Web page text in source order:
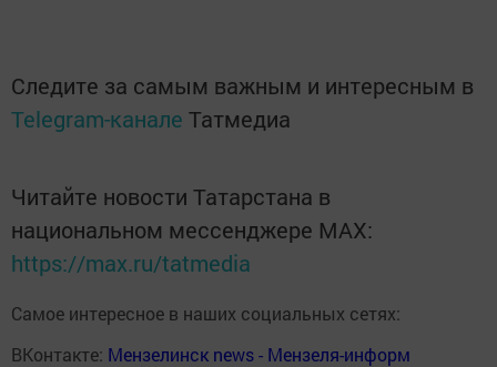
Следите за самым важным и интересным в
Telegram-канале Татмедиа
Читайте новости Татарстана в
национальном мессенджере MАХ:
https://max.ru/tatmedia
Самое интересное в наших социальных сетях:
ВКонтакте: Мензелинск news - Мензеля-информ